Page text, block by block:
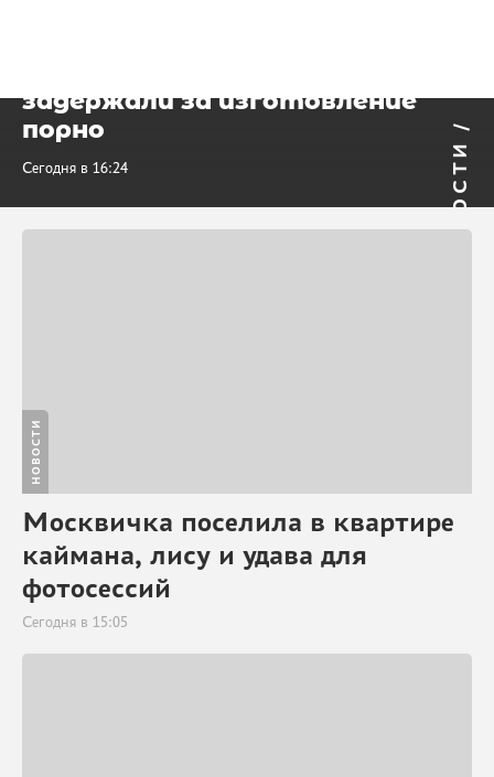
НОВОСТИ /
задержали за изготовление
порно
Сегодня в 16:24
НОВОСТИ
Москвичка поселила в квартире
каймана, лису и удава для
фотосессий
Сегодня в 15:05